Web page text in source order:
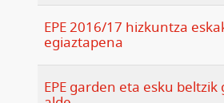
EPE 2016/17 hizkuntza
egiaztapena
EPE garden eta esku